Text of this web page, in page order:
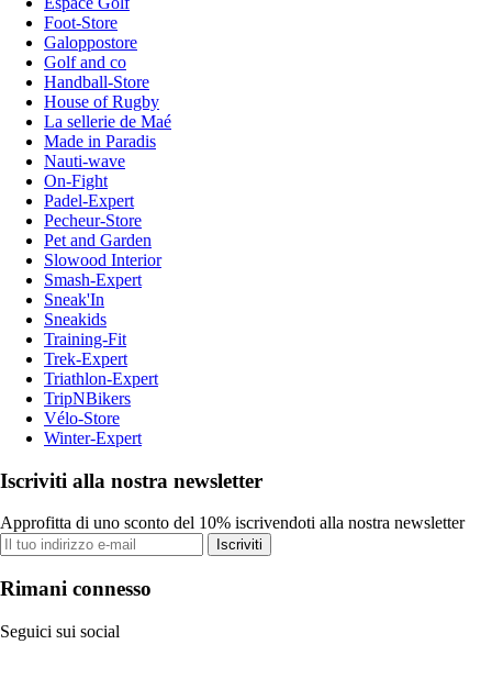
Foot-Store
Galoppostore
Golf and co
Handball-Store
House of Rugby
La sellerie de Maé
Made in Paradis
Nauti-wave
On-Fight
Padel-Expert
Pecheur-Store
Pet and Garden
Slowood Interior
Smash-Expert
Sneak'In
Sneakids
Training-Fit
Trek-Expert
Triathlon-Expert
TripNBikers
Vélo-Store
Winter-Expert
Iscriviti alla nostra newsletter
Approfitta di uno sconto del 10% iscrivendoti alla nostra newsletter
Iscriviti
Rimani connesso
Seguici sui social